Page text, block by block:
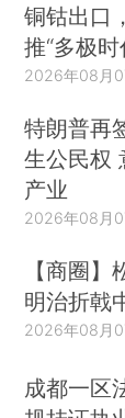
铜钴出口
推“多极
2026年08月
特朗普再
生公民权
产业
2026年08月
【商圈
明治折戟
2026年08月
成都一区